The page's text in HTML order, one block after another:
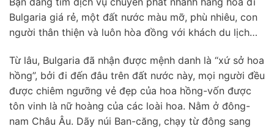
Bulgaria giá rẻ, một đất nước màu mỡ, phù nhiêu, con
người thân thiện và luôn hòa đồng với khách du lịch…
Từ lâu, Bulgaria đã nhận được mệnh danh là “xứ sở hoa
hồng”, bởi đi đến đâu trên đất nước này, mọi người đều
được chiêm ngưỡng vẻ đẹp của hoa hồng-vốn được
tôn vinh là nữ hoàng của các loài hoa. Nằm ở đông-
nam Châu Âu. Dãy núi Ban-căng, chạy từ đông sang